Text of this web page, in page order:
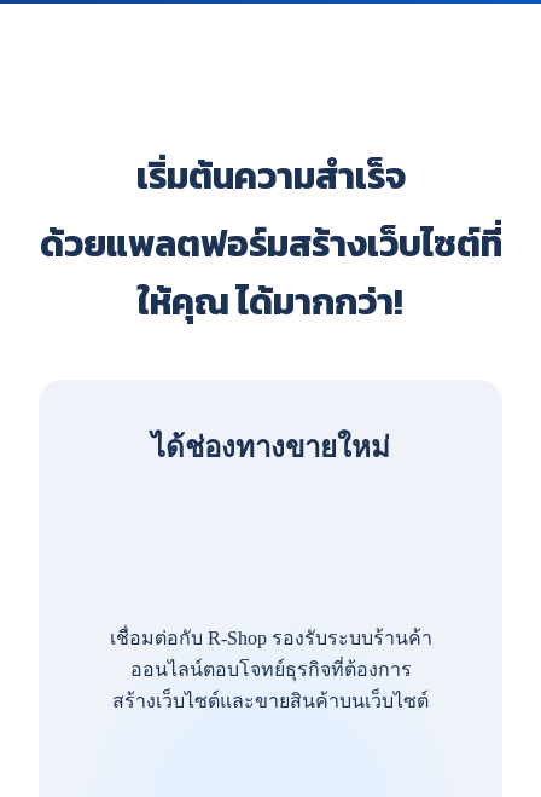
เริ่มต้นความสำเร็จ
ด้วยแพลตฟอร์มสร้างเว็บไซต์ที่
ให้คุณ ได้มากกว่า!
ได้ช่องทางขายใหม่
เชื่อมต่อกับ R-Shop รองรับระบบร้านค้า
ออนไลน์ตอบโจทย์ธุรกิจที่ต้องการ
สร้างเว็บไซต์และขายสินค้าบนเว็บไซต์